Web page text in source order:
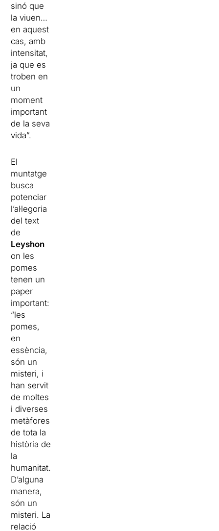
sinó que
la viuen…
en aquest
cas, amb
intensitat,
ja que es
troben en
un
moment
important
de la seva
vida”.
El
muntatge
busca
potenciar
l’al·legoria
del text
de
Leyshon
on les
pomes
tenen un
paper
important:
“les
pomes,
en
essència,
són un
misteri, i
han servit
de moltes
i diverses
metàfores
de tota la
història de
la
humanitat.
D’alguna
manera,
són un
misteri. La
relació